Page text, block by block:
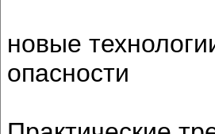
новые
опасности